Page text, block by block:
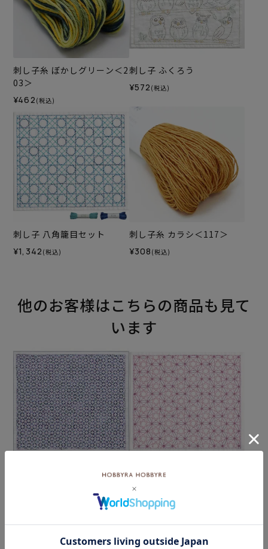
刺し子糸 ぼかしグリーン＜2
03＞
¥462 (税込)
刺し子 ふくろう
¥572 (税込)
刺し子 八角籠目セット
¥1,342 (税込)
刺し子糸 カラシ＜117＞
¥308 (税込)
他のお客様はこちらの商品も見て
います
刺し子 カレイドスコープセ
ット
¥1,188(税込)